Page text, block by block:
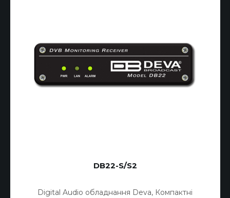
DB22-S/S2
Digital Audio обладнання Deva, Компактні